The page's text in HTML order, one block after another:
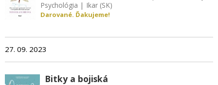
Psychológia | Ikar (SK)
Darované. Ďakujeme!
27. 09. 2023
Bitky a bojiská